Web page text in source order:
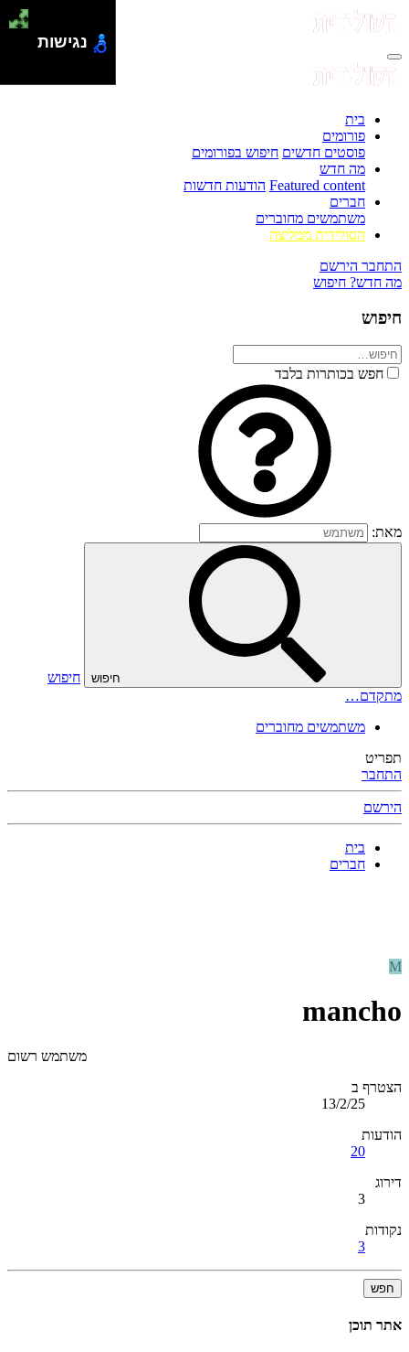
בית
פורומים
פוסטים חדשים חיפוש בפורומים
מה חדש
Featured content הודעות חדשות
חברים
משתמשים מחוברים
הסולידית ממליצה
התחבר הירשם
מה חדש? חיפוש
חיפוש
חפש בכותרות בלבד
מאת:
חיפוש
חיפוש
מתקדם…
משתמשים מחוברים
תפריט
התחבר
הירשם
בית
חברים
M
mancho
משתמש רשום
הצטרף ב
13/2/25
הודעות
20
דירוג
3
נקודות
3
חפש
אתר תוכן
נגישות